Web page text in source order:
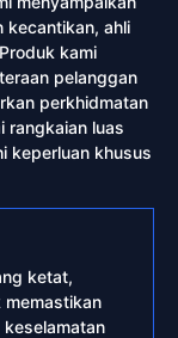
kecantikan, ahli
kami
pelanggan
perkhidmatan
rangkaian luas
keperluan khusus
ketat,
memastikan
keselamatan